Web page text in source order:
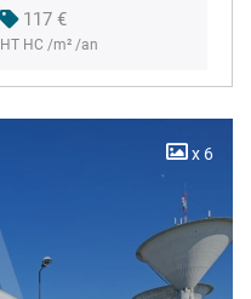
117 €
HT HC /m² /an
x 6